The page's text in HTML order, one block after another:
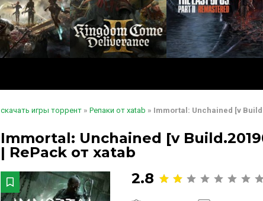
скачать игры торрент » Репаки от xatab » Immortal: Unchained [v
Immortal: Unchained [v
| RePack от xatab
2.8